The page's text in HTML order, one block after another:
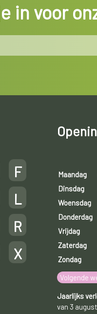
in voor
F
L
R
X
Maandag
Dinsdag
Woensdag
Donderdag
Vrijdag
Zaterdag
Zondag
Volgende
Jaarlijks
van 3